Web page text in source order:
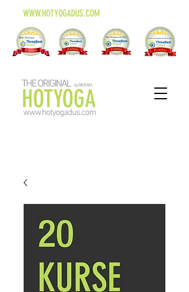
WWW.HOTYOGADUS.COM